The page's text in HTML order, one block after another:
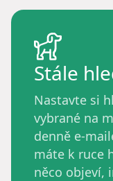
Stále
Nastavte si
vybrané na
denně e-
máte k ruce
něco objeví,